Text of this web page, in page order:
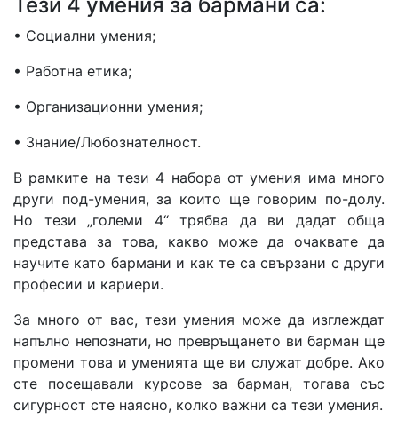
• Социални умения;
• Работна етика;
• Организационни умения;
• Знание/Любознателност.
В рамките на тези 4 набора от умения има много
други под-умения, за които ще говорим по-долу.
Но тези „големи 4“ трябва да ви дадат обща
представа за това, какво може да очаквате да
научите като бармани и как те са свързани с други
професии и кариери.
За много от вас, тези умения може да изглеждат
напълно непознати, но превръщането ви барман ще
промени това и уменията ще ви служат добре. Ако
сте посещавали курсове за барман, тогава със
сигурност сте наясно, колко важни са тези умения.